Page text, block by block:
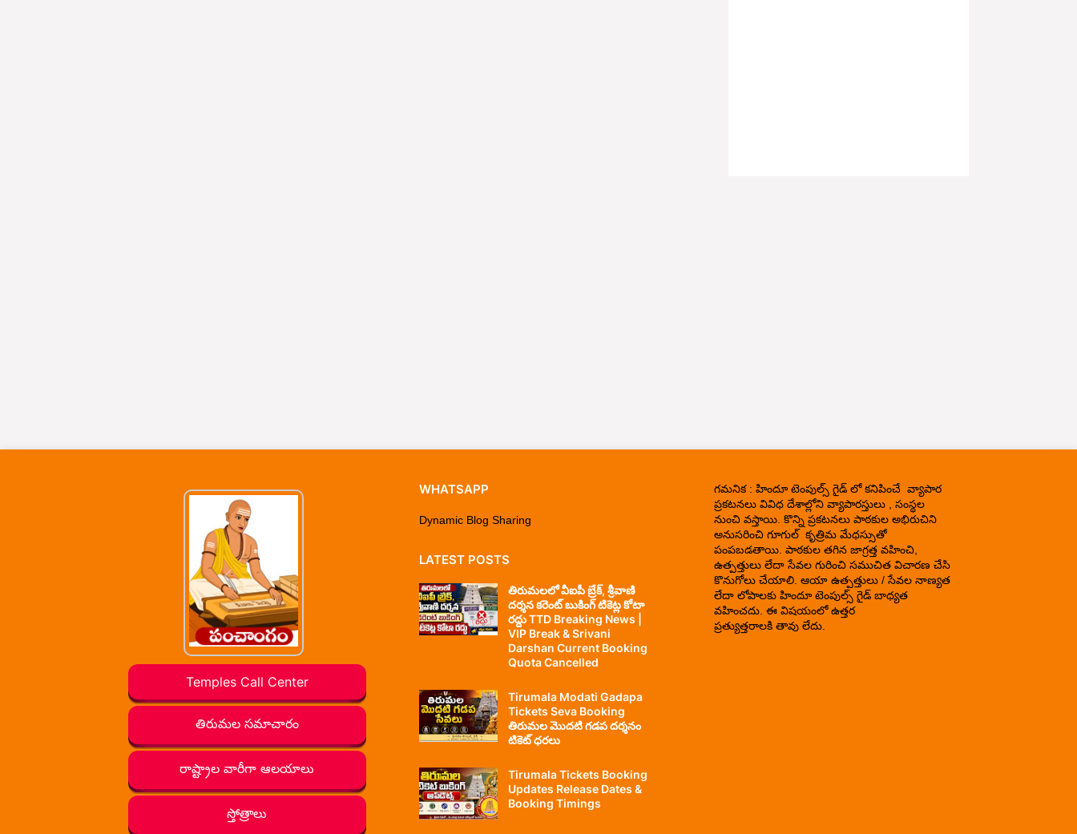
Temples Call Center
తిరుమల సమాచారం
రాష్ట్రాల వారీగా ఆలయాలు
స్తోత్రాలు
WHATSAPP
Dynamic Blog Sharing
LATEST POSTS
తిరుమలలో వీఐపీ బ్రేక్, శ్రీవాణి
దర్శన కరెంట్ బుకింగ్ టికెట్ల కోటా
రద్దు TTD Breaking News |
VIP Break & Srivani
Darshan Current Booking
Quota Cancelled
Tirumala Modati Gadapa
Tickets Seva Booking
తిరుమల మొదటి గడప దర్శనం
టికెట్ ధరలు
Tirumala Tickets Booking
Updates Release Dates &
Booking Timings
గమనిక : హిందూ టెంపుల్స్ గైడ్ లో కనిపించే వ్యాపార
ప్రకటనలు వివిధ దేశాల్లోని వ్యాపారస్తులు , సంస్థల
నుంచి వస్తాయి. కొన్ని ప్రకటనలు పాఠకుల అభిరుచిని
అనుసరించి గూగుల్ కృత్రిమ మేధస్సుతో
పంపబడతాయి. పాఠకుల తగిన జాగ్రత్త వహించి,
ఉత్పత్తులు లేదా సేవల గురించి సముచిత విచారణ చేసి
కొనుగోలు చేయాలి. ఆయా ఉత్పత్తులు / సేవల నాణ్యత
లేదా లోపాలకు హిందూ టెంపుల్స్ గైడ్ బాధ్యత
వహించదు. ఈ విషయంలో ఉత్తర
ప్రత్యుత్తరాలకి తావు లేదు.